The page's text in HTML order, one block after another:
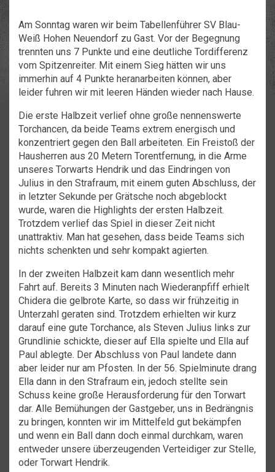
Am Sonntag waren wir beim Tabellenführer SV Blau-
Weiß Hohen Neuendorf zu Gast. Vor der Begegnung
trennten uns 7 Punkte und eine deutliche Tordifferenz
vom Spitzenreiter. Mit einem Sieg hätten wir uns
immerhin auf 4 Punkte heranarbeiten können, aber
leider fuhren wir mit leeren Händen wieder nach Hause.
Die erste Halbzeit verlief ohne große nennenswerte
Torchancen, da beide Teams extrem energisch und
konzentriert gegen den Ball arbeiteten. Ein Freistoß der
Hausherren aus 20 Metern Torentfernung, in die Arme
unseres Torwarts Hendrik und das Eindringen von
Julius in den Strafraum, mit einem guten Abschluss, der
in letzter Sekunde per Grätsche noch abgeblockt
wurde, waren die Highlights der ersten Halbzeit.
Trotzdem verlief das Spiel in dieser Zeit nicht
unattraktiv. Man hat gesehen, dass beide Teams sich
nichts schenkten und sehr kompakt agierten.
In der zweiten Halbzeit kam dann wesentlich mehr
Fahrt auf. Bereits 3 Minuten nach Wiederanpfiff erhielt
Chidera die gelbrote Karte, so dass wir frühzeitig in
Unterzahl geraten sind. Trotzdem erhielten wir kurz
darauf eine gute Torchance, als Steven Julius links zur
Grundlinie schickte, dieser auf Ella spielte und Ella auf
Paul ablegte. Der Abschluss von Paul landete dann
aber leider nur am Pfosten. In der 56. Spielminute drang
Ella dann in den Strafraum ein, jedoch stellte sein
Schuss keine große Herausforderung für den Torwart
dar. Alle Bemühungen der Gastgeber, uns in Bedrängnis
zu bringen, konnten wir im Mittelfeld gut bekämpfen
und wenn ein Ball dann doch einmal durchkam, waren
entweder unsere überzeugenden Verteidiger zur Stelle,
oder Torwart Hendrik.